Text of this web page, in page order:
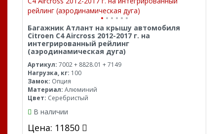
Багажник Атлант на крышу автомобиля
Citroen C4 Aircross 2012-2017 г. на
интегрированный рейлинг
(аэродинамическая дуга)
Артикул: 7002 + 8828.01 + 7149
Нагрузка, кг: 100
Замок: Опция
Материал: Алюминий
Цвет: Серебристый
В наличии
Цена: 11850